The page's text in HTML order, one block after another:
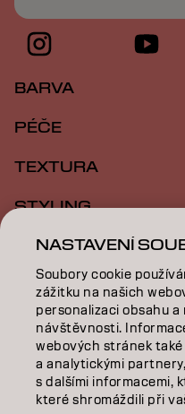
BARVA
PÉČE
TEXTURA
STYLING
INSPIRACE
VZDĚLÁVÁNÍ
O NÁS
SALON FINDER
STAŇTE SE
NASTAVENÍ
Soubory cookie
zážitku na našich
personalizaci obsahu a
návštěvnosti.
webových stránek také
a analytickými
s dalšími informacemi,
které shromáždili při